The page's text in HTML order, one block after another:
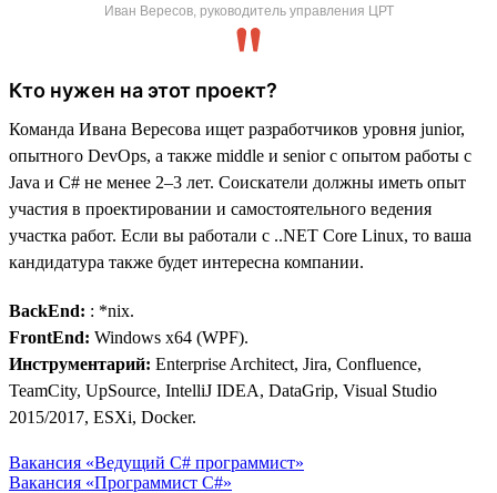
Иван Вересов, руководитель управления ЦРТ
Кто нужен на этот проект?
Команда Ивана Вересова ищет разработчиков уровня junior,
опытного DevOps, а также middle и senior с опытом работы с
Java и C# не менее 2–3 лет. Соискатели должны иметь опыт
участия в проектировании и самостоятельного ведения
участка работ. Если вы работали с ..NET Core Linux, то ваша
кандидатура также будет интересна компании.
BackEnd: : *nix.
FrontEnd: Windows x64 (WPF).
Инструментарий: Enterprise Architect, Jira, Confluence,
TeamCity, UpSource, IntelliJ IDEA, DataGrip, Visual Studio
2015/2017, ESXi, Docker.
Вакансия «Ведущий C# программист»
Вакансия «Программист C#»